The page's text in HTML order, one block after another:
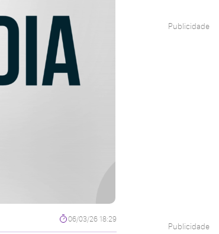
06/03/26 18:29
Publicidade
Publicidade